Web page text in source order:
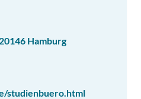
20146 Hamburg
studienbuero.html